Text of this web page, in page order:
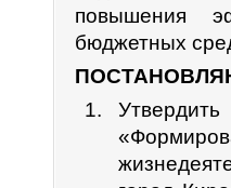
повышения
бюджетных